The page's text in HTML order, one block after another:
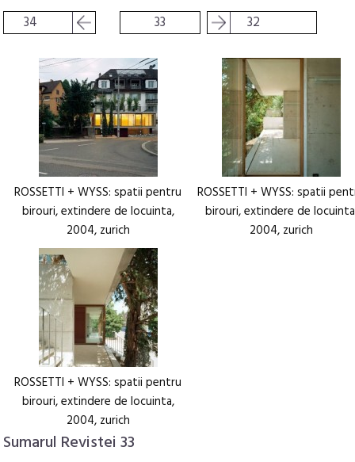
34 33 32
ROSSETTI + WYSS: spatii pentru
birouri, extindere de locuinta,
2004, zurich
ROSSETTI + WYSS: spatii
birouri, extindere de
2004, zurich
ROSSETTI + WYSS: spatii pentru
birouri, extindere de locuinta,
2004, zurich
Sumarul Revistei 33